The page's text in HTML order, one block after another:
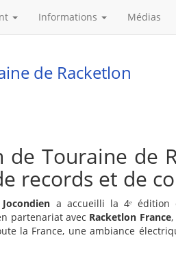
Informations Médias
de Racketlon
de Touraine de
records et de
a accueilli la 4ᵉ édition
partenariat avec Racketlon France,
la France, une ambiance